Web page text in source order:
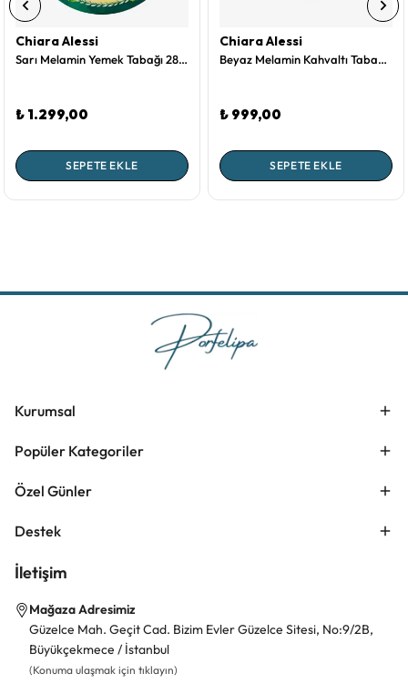
Chiara Alessi
Sarı Melamin Yemek Tabağı 28 Cm Carpe Diem Collection by Chiara Alessi
₺ 1.299,00
SEPETE EKLE
Chiara Alessi
Beyaz Melamin Kahvaltı Tabağı 23 Cm Capri Collection by Chiara Alessi
₺ 999,00
SEPETE EKLE
Kurumsal
Popüler Kategoriler
Özel Günler
Destek
İletişim
Mağaza Adresimiz
Güzelce Mah. Geçit Cad. Bizim Evler Güzelce Sitesi, No:9/2B,
Büyükçekmece / İstanbul
(Konuma ulaşmak için tıklayın)